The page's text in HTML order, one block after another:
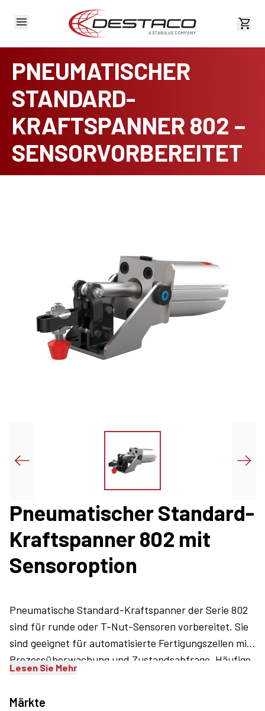
PNEUMATISCHER
STANDARD-
KRAFTSPANNER 802 –
SENSORVORBEREITET
Pneumatischer Standard-
Kraftspanner 802 mit
Sensoroption
Pneumatische Standard-Kraftspanner der Serie 802
sind für runde oder T-Nut-Sensoren vorbereitet. Sie
sind geeignet für automatisierte Fertigungszellen mit
Prozessüberwachung und Zustandsabfrage. Häufige
Lesen Sie Mehr
Märkte